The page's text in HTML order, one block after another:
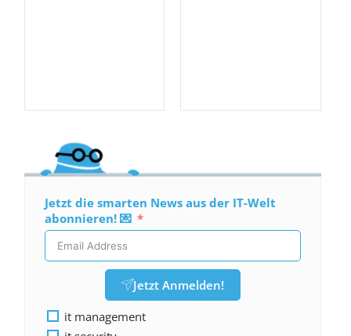
Jetzt die smarten News aus der IT-Welt
abonnieren! 💌
Jetzt Anmelden!
it management